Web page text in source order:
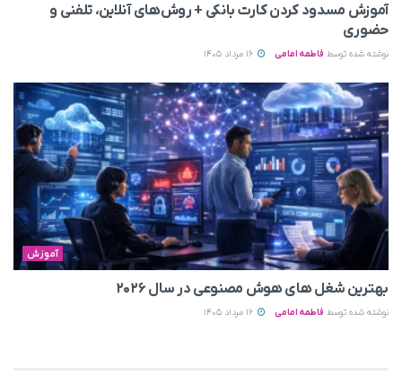
آموزش مسدود کردن کارت بانکی + روش‌های آنلاین، تلفنی و
حضوری
نوشته شده توسط فاطمه امامی
آموزش
بهترین شغل های هوش مصنوعی در سال ۲۰۲۶
نوشته شده توسط فاطمه امامی